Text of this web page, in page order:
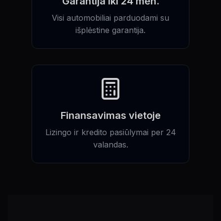
Visi automobiliai parduodami su
išplėstine garantija.
Finansavimas vietoje
Lizingo ir kredito pasiūlymai per 24
valandas.